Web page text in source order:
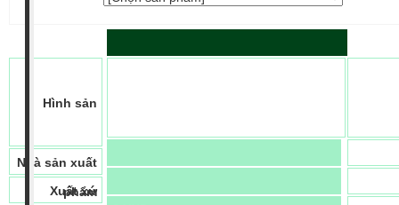
Hình sản
phẩm
Nhà sản xuất
Xuất xứ